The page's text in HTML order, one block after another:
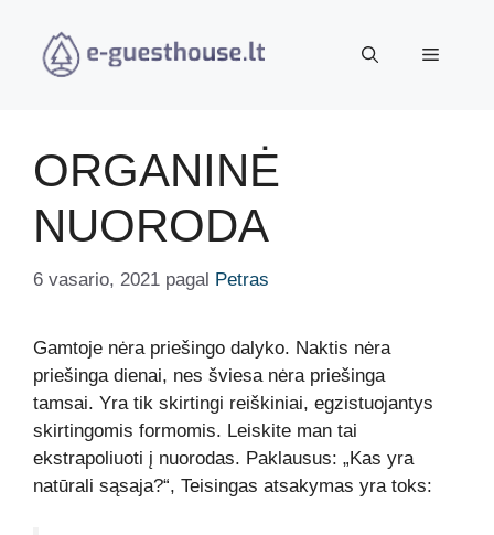
turinio
Meniu
ORGANINĖ
NUORODA
6 vasario, 2021 pagal Petras
Gamtoje nėra priešingo dalyko. Naktis nėra
priešinga dienai, nes šviesa nėra priešinga
tamsai. Yra tik skirtingi reiškiniai, egzistuojantys
skirtingomis formomis. Leiskite man tai
ekstrapoliuoti į nuorodas. Paklausus: „Kas yra
natūrali sąsaja?“, Teisingas atsakymas yra toks: